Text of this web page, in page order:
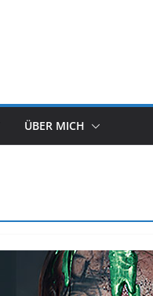
ÜBER MICH